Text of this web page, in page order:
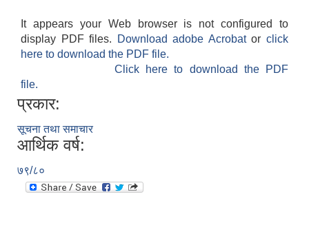
It appears your Web browser is not configured to
display PDF files.
Download adobe Acrobatorclick
here to download the PDF file.
Click here to download the PDF
file.
प्रकार:
सूचना तथा समाचार
आर्थिक वर्ष:
७९/८०